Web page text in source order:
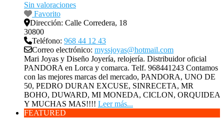
Sin valoraciones
Favorito
Dirección: Calle Corredera, 18
30800
Teléfono: 968 44 12 43
Correo electrónico: myssjoyas@hotmail.com
Mari Joyas y Diseño Joyería, relojería. Distribuidor oficial
PANDORA en Lorca y comarca. Telf. 968441243 Contamos
con las mejores marcas del mercado, PANDORA, UNO DE
50, PEDRO DURAN EXCUSE, SINRECETA, MR
BOHO, DUWARD, MI MONEDA, CICLON, ORQUIDEA
Y MUCHAS MAS!!!! Leer más...
FEATURED